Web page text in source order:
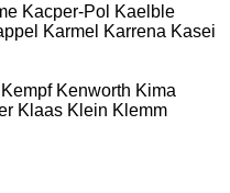
Kacper-Pol Kaelble
Karmel Karrena Kasei
Kempf Kenworth Kima
Klaas Klein Klemm